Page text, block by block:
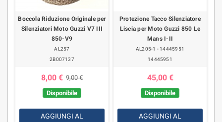
Boccola Riduzione Originale per
Silenziatori Moto Guzzi V7 III
850-V9
AL257
2B007137
8,00 € 9,00 €
Disponibile
AGGIUNGI AL
Protezione Tacco Silenziatore
Liscia per Moto Guzzi 850 Le
Mans I-II
AL205-1 - 14445951
14445951
45,00 €
Disponibile
AGGIUNGI AL